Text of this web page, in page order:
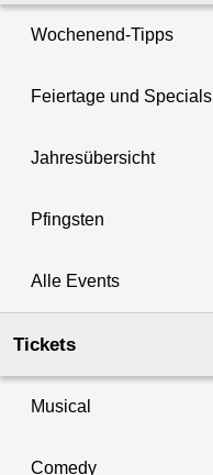
Wochenend-Tipps
Feiertage und Specials
Jahresübersicht
Pfingsten
Alle Events
Tickets
Musical
Comedy